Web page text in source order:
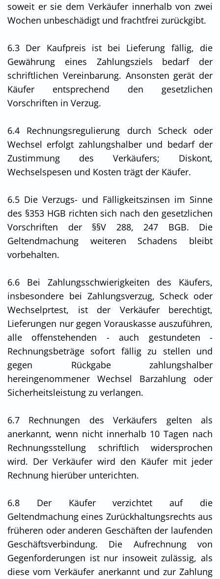
soweit er sie dem Verkäufer innerhalb von zwei
Wochen unbeschädigt und frachtfrei zurückgibt.
6.3 Der Kaufpreis ist bei Lieferung fällig, die
Gewährung eines Zahlungsziels bedarf der
schriftlichen Vereinbarung. Ansonsten gerät der
Käufer entsprechend den gesetzlichen
Vorschriften in Verzug.
6.4 Rechnungsregulierung durch Scheck oder
Wechsel erfolgt zahlungshalber und bedarf der
Zustimmung des Verkäufers; Diskont,
Wechselspesen und Kosten trägt der Käufer.
6.5 Die Verzugs- und Fälligkeitszinsen im Sinne
des §353 HGB richten sich nach den gesetzlichen
Vorschriften der §§V 288, 247 BGB. Die
Geltendmachung weiteren Schadens bleibt
vorbehalten.
6.6 Bei Zahlungsschwierigkeiten des Käufers,
insbesondere bei Zahlungsverzug, Scheck oder
Wechselprtest, ist der Verkäufer berechtigt,
Lieferungen nur gegen Vorauskasse auszuführen,
alle offenstehenden - auch gestundeten -
Rechnungsbeträge sofort fällig zu stellen und
gegen Rückgabe zahlungshalber
hereingenommener Wechsel Barzahlung oder
Sicherheitsleistung zu verlangen.
6.7 Rechnungen des Verkäufers gelten als
anerkannt, wenn nicht innerhalb 10 Tagen nach
Rechnungsstellung schriftlich widersprochen
wird. Der Verkäufer wird den Käufer mit jeder
Rechnung hierüber unterichten.
6.8 Der Käufer verzichtet auf die
Geltendmachung eines Zurückhaltungsrechts aus
früheren oder anderen Geschäften der laufenden
Geschäftsverbindung. Die Aufrechnung von
Gegenforderungen ist nur insoweit zulässig, als
diese vom Verkäufer anerkannt und zur Zahlung